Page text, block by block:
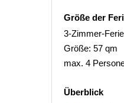
Größe der
3-Zimmer-
Größe: 57 qm
max. 4
Überblick